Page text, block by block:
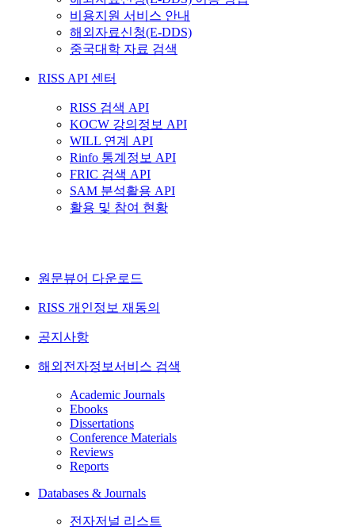
비용지원 서비스 안내
해외자료신청(E-DDS)
중국대학 자료 검색
RISS API 센터
RISS 검색 API
KOCW 강의정보 API
WILL 연계 API
Rinfo 통계정보 API
FRIC 검색 API
SAM 분석활용 API
활용 및 참여 현황
원문뷰어 다운로드
RISS 개인정보 재동의
공지사항
해외전자정보서비스 검색
Academic Journals
Ebooks
Dissertations
Conference Materials
Reviews
Reports
Databases & Journals
전자저널 리스트